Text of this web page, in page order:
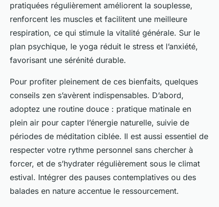
pratiquées régulièrement améliorent la souplesse,
renforcent les muscles et facilitent une meilleure
respiration, ce qui stimule la vitalité générale. Sur le
plan psychique, le yoga réduit le stress et l’anxiété,
favorisant une sérénité durable.
Pour profiter pleinement de ces bienfaits, quelques
conseils zen s’avèrent indispensables. D’abord,
adoptez une routine douce : pratique matinale en
plein air pour capter l’énergie naturelle, suivie de
périodes de méditation ciblée. Il est aussi essentiel de
respecter votre rythme personnel sans chercher à
forcer, et de s’hydrater régulièrement sous le climat
estival. Intégrer des pauses contemplatives ou des
balades en nature accentue le ressourcement.